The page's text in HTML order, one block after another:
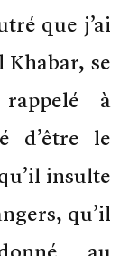
que j’ai
se
rappelé à
d’être le
insulte
qu’il